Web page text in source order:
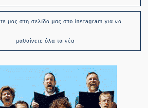
μας στη σελίδα μας στο instagram για να
μαθαίνετε όλα τα νέα